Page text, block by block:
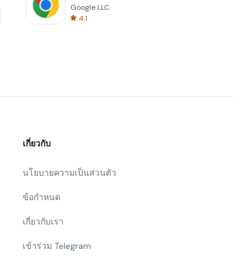
Google LLC
4.1
เกี่ยวกับ
นโยบายความเป็นส่วนตัว
ข้อกำหนด
เกี่ยวกับเรา
เข้าร่วม Telegram